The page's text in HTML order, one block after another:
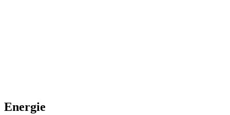
Energie